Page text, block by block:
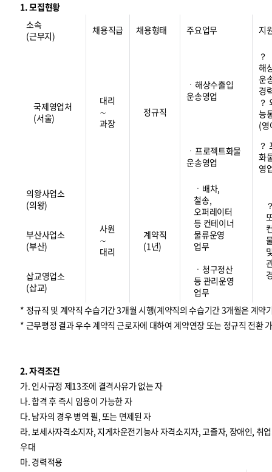
1. 모집현황
소속
(근무지)
채용직급 채용형태 주요업무 지
국제영업처
(서울)
대리
∼
과장
정규직
ㆍ해상수출입
운송영업
？
해
운
경
？
능
(영
ㆍ프로젝트화물
운송영업
？
화
영
의왕사업소
(의왕)
사원
∼
대리
계약직
(1년)
ㆍ배차,
철송,
오퍼레이터
등 컨테이너
물류운영
업무
ㆍ청구정산
등 관리운영
업무
부산사업소
(부산)
삽교영업소
(삽교)
* 정규직 및 계약직 수습기간 3개월 시행(계약직의 수습기간 3개월은 계약
* 근무평정 결과 우수 계약직 근로자에 대하여 계약연장 또는 정규직 전환
2. 자격조건
가. 인사규정 제13조에 결격사유가 없는 자
나. 합격 후 즉시 임용이 가능한 자
다. 남자의 경우 병역 필, 또는 면제된 자
라. 보세사자격소지자, 지게차운전기능사 자격소지자, 고졸자, 장애인, 취
우대
마. 경력적용